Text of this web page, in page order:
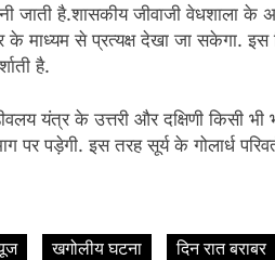
है.शासकीय जीवाजी वेधशाला के
माध्यम से प्रत्यक्ष देखा जा सकेगा. इस
है.
यंत्र के उत्तरी और दक्षिणी किसी
पर पड़ेगी. इस तरह सूर्य के गोलार्ध
खगोलीय घटना दिन रात बराबर